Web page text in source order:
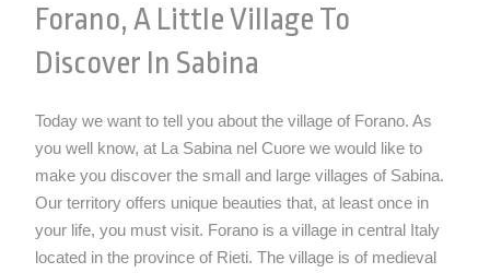
Forano, A Little Village To
Discover In Sabina
Today we want to tell you about the village of Forano. As
you well know, at La Sabina nel Cuore we would like to
make you discover the small and large villages of Sabina.
Our territory offers unique beauties that, at least once in
your life, you must visit. Forano is a village in central Italy
located in the province of Rieti. The village is of medieval